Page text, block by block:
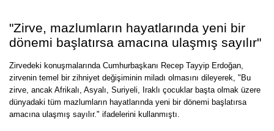
"Zirve, mazlumların hayatlarında yeni bir
dönemi başlatırsa amacına ulaşmış sayılır"
Zirvedeki konuşmalarında Cumhurbaşkanı Recep Tayyip Erdoğan,
zirvenin temel bir zihniyet değişiminin miladı olmasını dileyerek, "Bu
zirve, ancak Afrikalı, Asyalı, Suriyeli, Iraklı çocuklar başta olmak üzere
dünyadaki tüm mazlumların hayatlarında yeni bir dönemi başlatırsa
amacına ulaşmış sayılır." ifadelerini kullanmıştı.